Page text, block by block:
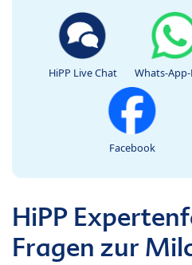
HiPP Live Chat Whats-
Facebook
HiPP
Fragen zur